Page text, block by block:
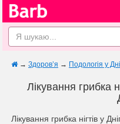
→ Здоров’я → Подологія у
Лікування грибка
Лікування грибка нігтів у